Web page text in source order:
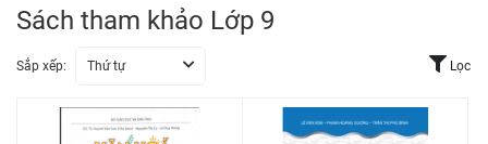
Sách tham khảo Lớp 9
Sắp xếp: Thứ tự Lọc